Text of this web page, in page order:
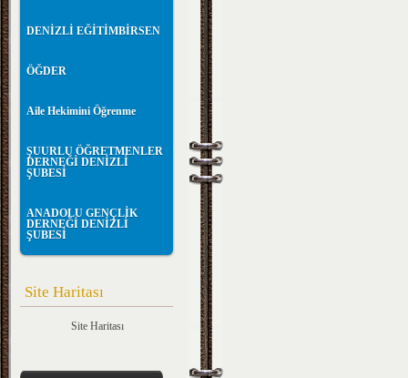
DENİZLİ EĞİTİMBİRSEN
ÖĞDER
Aile Hekimini Öğrenme
ŞUURLU ÖĞRETMENLER
DERNEĞİ DENİZLİ
ŞUBESİ
ANADOLU GENÇLİK
DERNEĞİ DENİZLİ
ŞUBESİ
Site Haritası
Site Haritası